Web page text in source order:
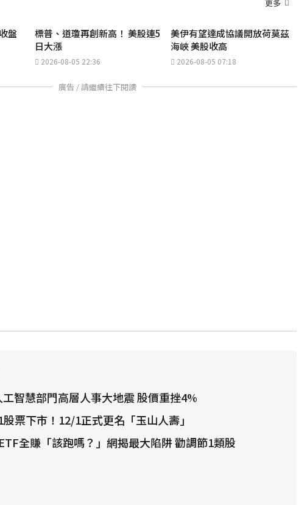
更多
盤
標普、道瓊再創新高！ 美股連5
日大漲
2026-08-05 22:36
美伊有望達成協議開放荷莫茲
海峽 美股收高
2026-08-05 07:18
廣告 / 請繼續往下閱讀
智慧部門高層人事大地震 股價重挫4%
票下市！12/1正式更名「玉山人壽」
全賺「該跑嗎？」網揭最大陷阱 勸調節1類股